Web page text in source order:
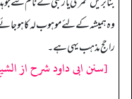
وہ ہمیشہ کےلئے موہوب لہ کا
راحج مذہب یہی ہے۔
[سنن ابی داود شرح از